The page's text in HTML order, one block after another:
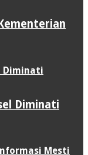
Diminati